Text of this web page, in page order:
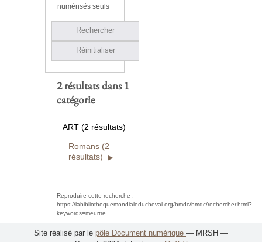
numérisés seuls
Rechercher
Réinitialiser
2 résultats dans 1
catégorie
ART (2 résultats)
Romans (2
résultats)
Reproduire cette recherche :
https://labibliothequemondialeducheval.org/bmdc/bmdc/rechercher.html?
keywords=meurtre
Site réalisé par le pôle Document numérique — MRSH —